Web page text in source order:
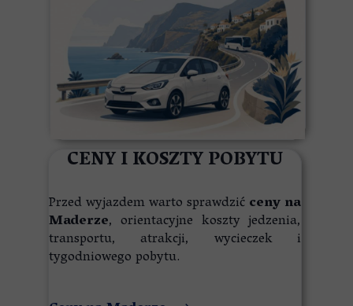
CENY I KOSZTY POBYTU
Przed wyjazdem warto sprawdzićceny na
Maderze, orientacyjne koszty jedzenia,
transportu, atrakcji, wycieczek i
tygodniowego pobytu.